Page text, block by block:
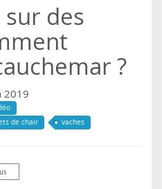
des
?
2019
de chair vaches